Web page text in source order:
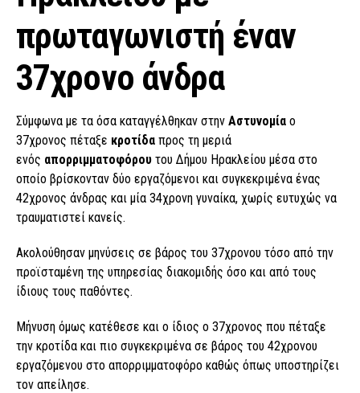
πρωταγωνιστή έναν
37χρονο άνδρα
Σύμφωνα με τα όσα καταγγέλθηκαν στην Αστυνομία ο
37χρονος πέταξε κροτίδα προς τη μεριά
ενός απορριμματοφόρου του Δήμου Ηρακλείου μέσα στο
οποίο βρίσκονταν δύο εργαζόμενοι και συγκεκριμένα ένας
42χρονος άνδρας και μία 34χρονη γυναίκα, χωρίς ευτυχώς να
τραυματιστεί κανείς.
Ακολούθησαν μηνύσεις σε βάρος του 37χρονου τόσο από την
προϊσταμένη της υπηρεσίας διακομιδής όσο και από τους
ίδιους τους παθόντες.
Μήνυση όμως κατέθεσε και ο ίδιος ο 37χρονος που πέταξε
την κροτίδα και πιο συγκεκριμένα σε βάρος του 42χρονου
εργαζόμενου στο απορριμματοφόρο καθώς όπως υποστηρίζει
τον απείλησε.